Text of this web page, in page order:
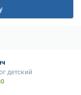
детский